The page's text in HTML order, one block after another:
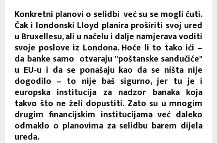
Konkretni planovi o selidbi već su se mogli čuti.
Čak i londonski Lloyd planira proširiti svoj ured
u Bruxellesu, ali u načelu i dalje namjerava voditi
svoje poslove iz Londona. Hoće li to tako ići –
da banke samo otvaraju "poštanske sandučiće"
u EU-u i da se ponašaju kao da se ništa nije
dogodilo – to nije baš sigurno, jer tu je i
europska institucija za nadzor banaka koja
takvo što ne želi dopustiti. Zato su u mnogim
drugim financijskim institucijama već daleko
odmaklo o planovima za selidbu barem dijela
ureda.